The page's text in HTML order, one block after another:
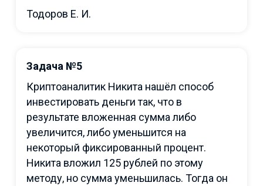
Тодоров Е. И.
Задача №5
Криптоаналитик Никита нашёл способ
инвестировать деньги так, что в
результате вложенная сумма либо
увеличится, либо уменьшится на
некоторый фиксированный процент.
Никита вложил 125 рублей по этому
методу, но сумма уменьшилась. Тогда он